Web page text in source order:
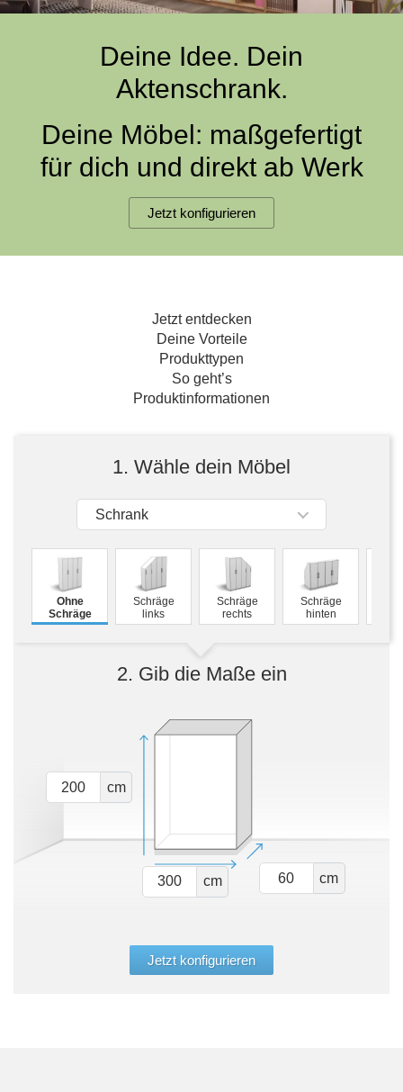
Schuhschrank
Hängeschrank
Hängeboard
TV-Möbel
Sideboard
Massivholz
Badregal
SpiegelschrankPolstermöbel
Sofa
Sessel
Hocker
Selection
Outdoorküche
der
Deine Idee. Dein
Aktenschrank.
Deine Möbel: maßgefertigt
für dich und direkt ab Werk
Jetzt konfigurieren
Jetzt entdecken
Deine Vorteile
Produkttypen
So geht’s
Produktinformationen
1. Wähle dein Möbel
Schrank
Ohne
Schräge
Schräge
links
Schräge
rechts
Schräge
hinten
2. Gib die Maße ein
cm
cm cm
Jetzt konfigurieren
Kommoden
Massivholz-Schränke & -Regale
Wandboards